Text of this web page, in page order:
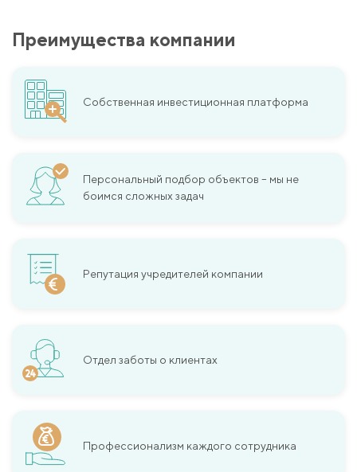
Преимущества компании
Собственная инвестиционная платформа
Персональный подбор объектов – мы не
боимся сложных задач
Репутация учредителей компании
Отдел заботы о клиентах
Профессионализм каждого сотрудника